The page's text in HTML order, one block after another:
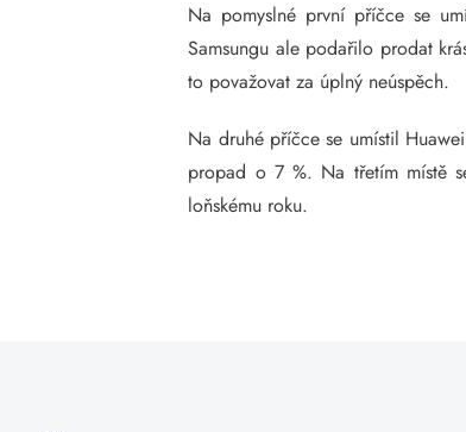
Na pomyslné první příčce se
Samsungu ale podařilo prodat
to považovat za úplný neúspěch.
Na druhé příčce se umístil
propad o 7 %. Na třetím místě
loňskému roku.